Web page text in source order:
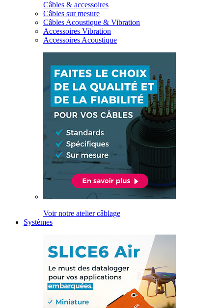
Câbles & accessoires
Câbles sur mesure
Câbles Acoustique & Vibration
Accessoires Vibration
Accessoires Acoustique
Voir notre atelier câblage
Systèmes